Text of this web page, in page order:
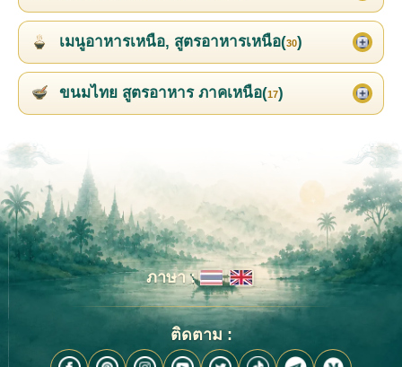
เมนูอาหารเหนือ, สูตรอาหารเหนือ(30)
ขนมไทย สูตรอาหาร ภาคเหนือ(17)
ภาษา :
ติดตาม :